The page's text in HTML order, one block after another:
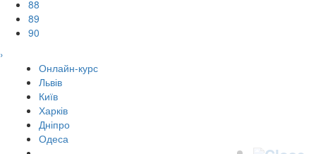
88
89
90
›
Онлайн-курс
Львів
Київ
Харків
Дніпро
Одеса